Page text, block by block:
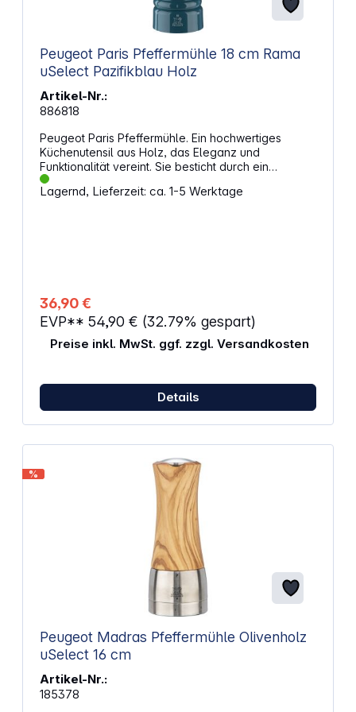
Peugeot Paris Pfeffermühle 18 cm Rama
uSelect Pazifikblau Holz
Artikel-Nr.:
886818
Peugeot Paris Pfeffermühle. Ein hochwertiges
Küchenutensil aus Holz, das Eleganz und
Funktionalität vereint. Sie besticht durch ein
zeitloses Design und eine intensive Farbe.
Eigenschaften: Hergestellt in Frankreich Stilvolles
Lagernd, Lieferzeit: ca. 1-5 Werktage
36,90 €
EVP** 54,90 € (32.79% gespart)
Preise inkl. MwSt. ggf. zzgl. Versandkosten
Details
%
Peugeot Madras Pfeffermühle Olivenholz
uSelect 16 cm
Artikel-Nr.:
185378